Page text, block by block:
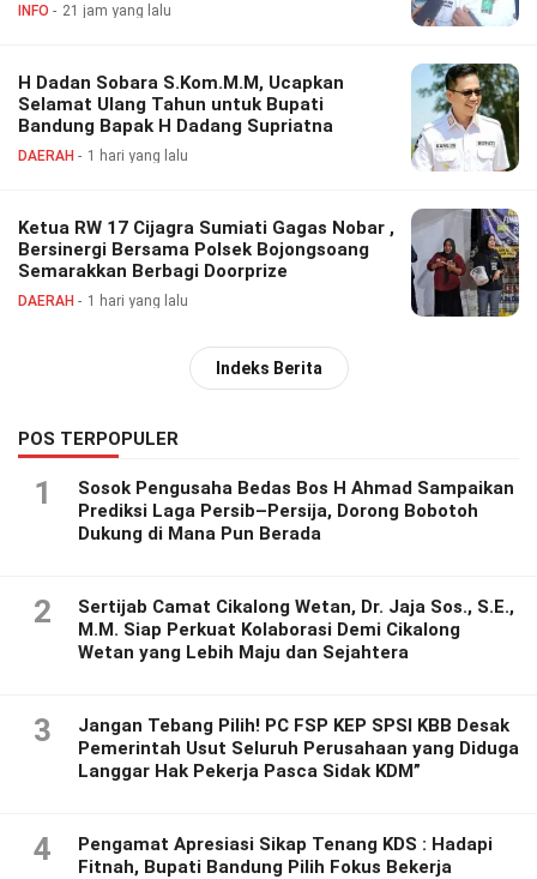
INFO 21 jam yang lalu
H Dadan Sobara S.Kom.M.M, Ucapkan
Selamat Ulang Tahun untuk Bupati
Bandung Bapak H Dadang Supriatna
DAERAH 1 hari yang lalu
Ketua RW 17 Cijagra Sumiati Gagas Nobar ,
Bersinergi Bersama Polsek Bojongsoang
Semarakkan Berbagi Doorprize
DAERAH 1 hari yang lalu
Indeks Berita
POS TERPOPULER
1
Sosok Pengusaha Bedas Bos H Ahmad Sampaikan
Prediksi Laga Persib–Persija, Dorong Bobotoh
Dukung di Mana Pun Berada
2
Sertijab Camat Cikalong Wetan, Dr. Jaja Sos., S.E.,
M.M. Siap Perkuat Kolaborasi Demi Cikalong
Wetan yang Lebih Maju dan Sejahtera
3
Jangan Tebang Pilih! PC FSP KEP SPSI KBB Desak
Pemerintah Usut Seluruh Perusahaan yang Diduga
Langgar Hak Pekerja Pasca Sidak KDM”
4
Pengamat Apresiasi Sikap Tenang KDS : Hadapi
Fitnah, Bupati Bandung Pilih Fokus Bekerja